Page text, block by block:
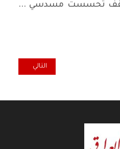
تحسست مسدسي ...
وصلت... المقال التالي:
التالي